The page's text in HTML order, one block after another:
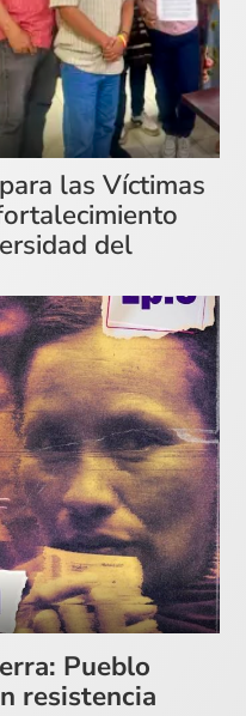
las Víctimas
del
Pueblo
resistencia